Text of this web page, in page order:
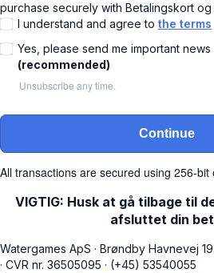
purchase securely with Betalingskort og
I understand and agree to the terms
Yes, please send me important
(recommended)
Unsubscribe any time.
Continue
All transactions are secured using 256-bit
VIGTIG: Husk at gå tilbage til
afsluttet din
Watergames ApS · Brøndby Havnevej 19
· CVR nr. 36505095 · (+45) 53540055